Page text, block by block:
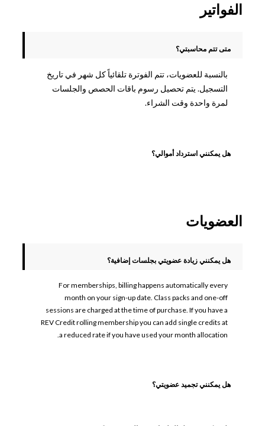
الفواتير
متى تتم محاسبتي؟
بالنسبة للعضويات، تتم الفوترة تلقائياً كل شهر في تاريخ
التسجيل. يتم تحصيل رسوم باقات الحصص والجلسات
لمرة واحدة وقت الشراء.
هل يمكنني استرداد أموالي؟
العضويات
هل يمكنني زيادة عضويتي بجلسات إضافية؟
For memberships, billing happens automatically every
month on your sign-up date. Class packs and one-off
sessions are charged at the time of purchase. If you have a
REV Credit rolling membership you can add single credits at
a reduced rate if you have used your month allocation.
هل يمكنني تجميد عضويتي؟